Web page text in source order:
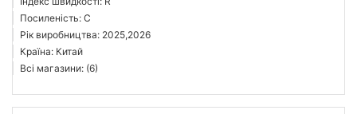
Посиленість: C
Рік виробництва: 2025,2026
Країна: Китай
Всі магазини: (6)